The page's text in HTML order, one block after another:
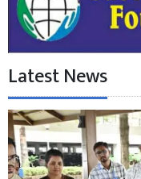
Latest News